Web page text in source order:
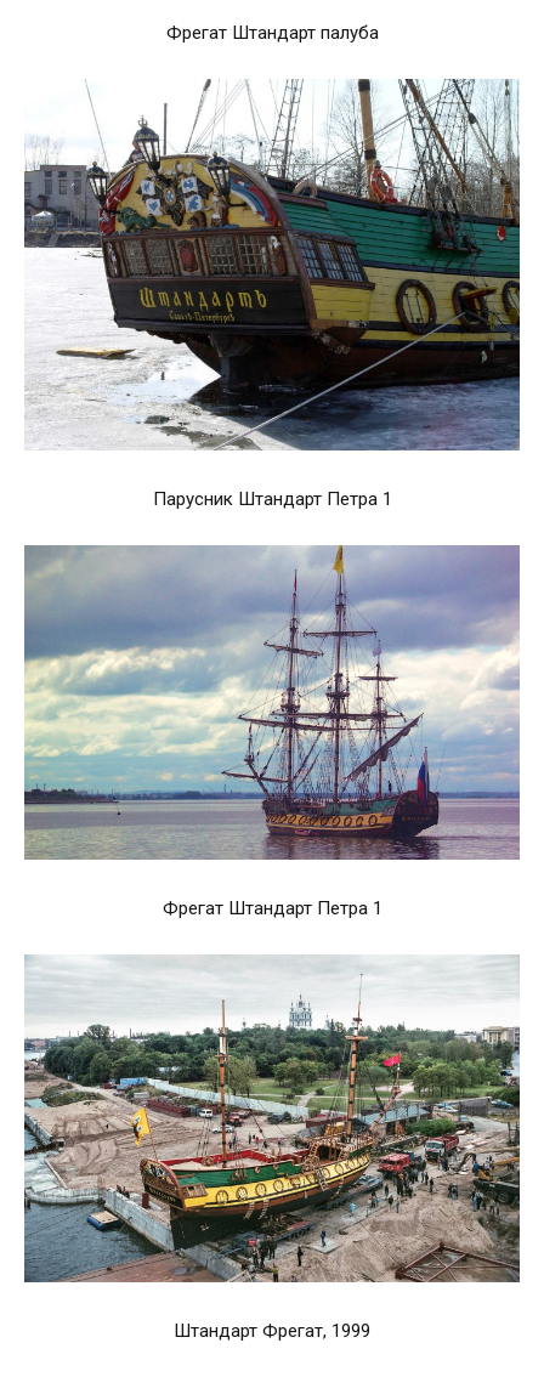
Фрегат Штандарт палуба
Парусник Штандарт Петра 1
Фрегат Штандарт Петра 1
Штандарт Фрегат, 1999